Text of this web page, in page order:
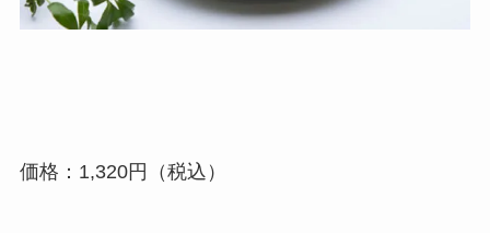
価格：1,320円（税込）